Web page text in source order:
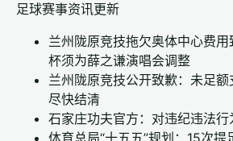
足球赛事资讯更新
兰州陇原竞技拖欠奥体中心费
杯须为薛之谦演唱会调整
兰州陇原竞技公开致歉：未足
尽快结清
石家庄功夫官方：对违纪违法行